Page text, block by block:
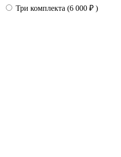
Три комплекта (6 000 ₽ )